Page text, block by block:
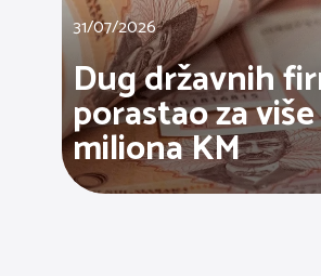
31/07/2026
Dug državnih
porastao za
miliona KM